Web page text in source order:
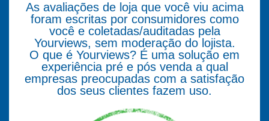
As avaliações de loja que você viu acima
foram escritas por consumidores como
você e coletadas/auditadas pela
Yourviews, sem moderação do lojista.
O que é Yourviews? É uma solução em
experiência pré e pós venda a qual
empresas preocupadas com a satisfação
dos seus clientes fazem uso.